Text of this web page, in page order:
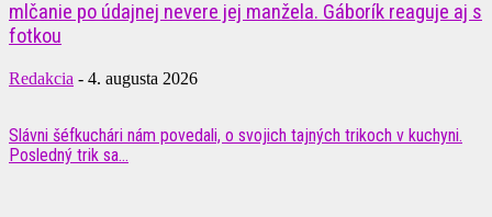
mlčanie po údajnej nevere jej manžela. Gáborík reaguje aj s
fotkou
Redakcia - 4. augusta 2026
Slávni šéfkuchári nám povedali, o svojich tajných trikoch v kuchyni.
Posledný trik sa...